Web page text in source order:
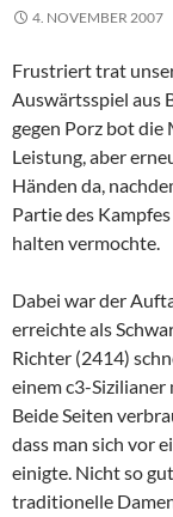
4. NOVEMBER 2007
Frustriert trat
Auswärtsspiel aus
gegen Porz bot die
Leistung, aber
Händen da,
Partie des
halten vermochte.
Dabei war der
erreichte als
Richter (2414)
einem c3-Sizilianer
Beide Seiten
dass man sich vor
einigte. Nicht so
traditionelle